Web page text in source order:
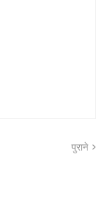
पुराने